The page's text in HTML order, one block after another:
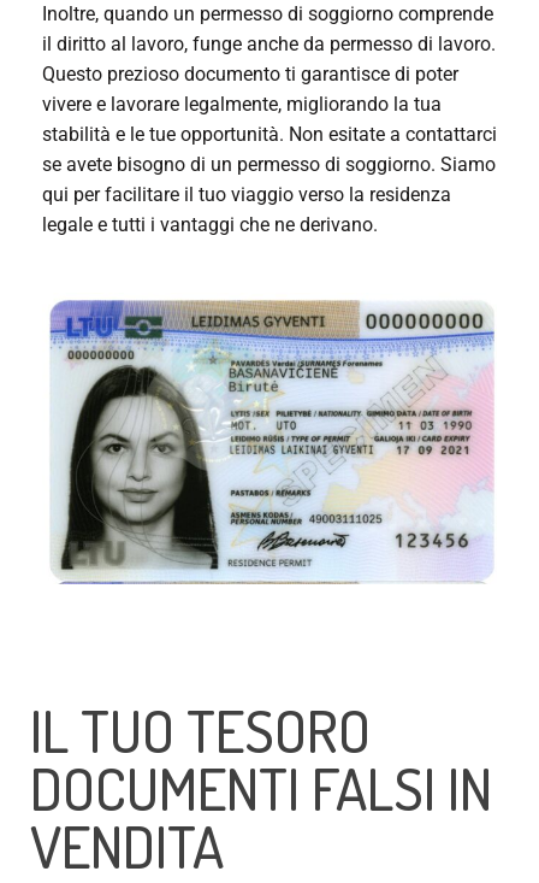
Inoltre, quando un permesso di soggiorno comprende
il diritto al lavoro, funge anche da permesso di lavoro.
Questo prezioso documento ti garantisce di poter
vivere e lavorare legalmente, migliorando la tua
stabilità e le tue opportunità. Non esitate a contattarci
se avete bisogno di un permesso di soggiorno. Siamo
qui per facilitare il tuo viaggio verso la residenza
legale e tutti i vantaggi che ne derivano.
IL TUO TESORO
DOCUMENTI FALSI IN
VENDITA